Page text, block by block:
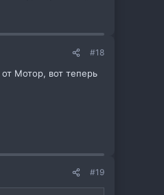
#18
от Мотор, вот теперь
#19